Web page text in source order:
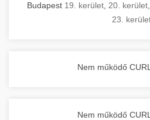
Budapest 19. kerület 20. kerület
23.
Nem működő
Nem működő